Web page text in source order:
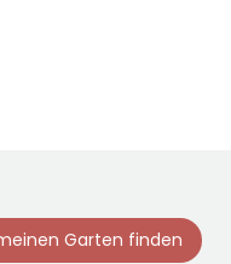
Garten finden